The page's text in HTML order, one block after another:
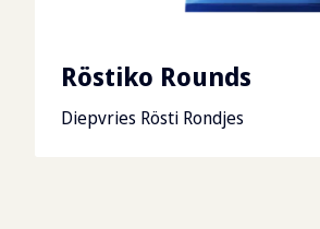
Röstiko Rounds
Diepvries Rösti Rondjes